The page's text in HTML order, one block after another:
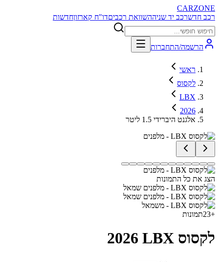
CARZONE
רכב חדשרכב יד שניההשוואת רכביםדו"ח קארזוןחדשות
הרשמה/התחברות
ראשי
לקסוס
LBX
2026
אלגנט היברידי 1.5 ליטר
הצג את כל התמונות
+
23תמונות
לקסוס LBX 2026